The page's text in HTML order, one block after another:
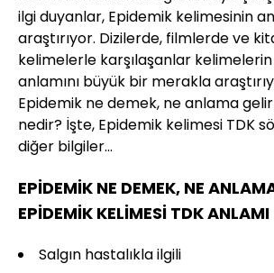
ilgi duyanlar, Epidemik kelimesinin
araştırıyor. Dizilerde, filmlerde ve
kelimelerle karşılaşanlar
anlamını büyük bir merakla
Epidemik ne demek, ne anlama
nedir? İşte, Epidemik kelimesi TDK
diğer bilgiler...
EPİDEMİK NE DEMEK, NE
EPİDEMİK KELİMESİ TDK ANLAMI
Salgın hastalıkla ilgili